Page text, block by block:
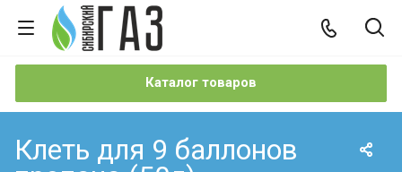
Каталог товаров
Клеть для 9 баллонов